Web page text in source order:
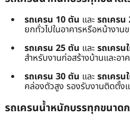
รถเครน 10 ตัน และรถเครน
ยกทั่วไปในอาคารหรือหน้างาน
รถเครน 25 ตัน และรถเครน
สำหรับงานก่อสร้างบ้านและอ
รถเครน 30 ตัน และรถเครน
คล่องตัวสูง รองรับงานติดตั้ง
รถเครนน้ำหนักบรรทุกขนาด